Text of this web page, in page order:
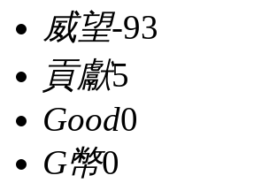
威望-93
貢獻5
Good0
G幣0